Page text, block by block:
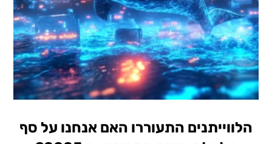
הלווייתנים התעוררו האם אנחנו על סף